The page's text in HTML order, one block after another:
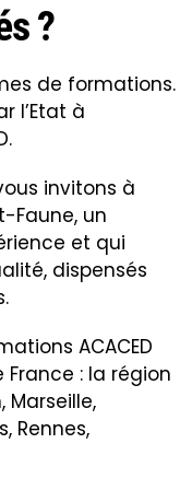
?
de formations.
l’Etat à
invitons à
Faune, un
et qui
dispensés
ACACED
: la région
Marseille,
Rennes,